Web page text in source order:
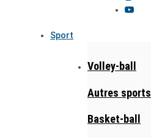
Sport
Volley-ball
Autres sports
Basket-ball